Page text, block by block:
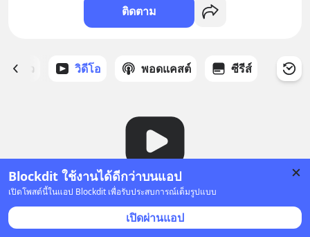
Blockdit ใช้งานได้ดีกว่าบนแอป
เปิดโพสต์นี้ในแอป Blockdit เพื่อรับประสบการณ์เต็มรูปแบบ
เปิดผ่านแอป
ติดตาม
ด้ดาว วิดีโอ พอดแคสต์ ซีรีส์
ยังไม่มีวิดีโอ